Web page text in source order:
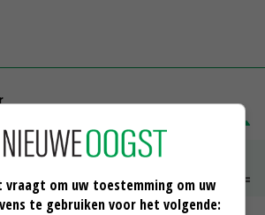
gr
€ 1,09~ € 1,11
vraagt om uw toestemming om uw
te gebruiken voor het volgende: